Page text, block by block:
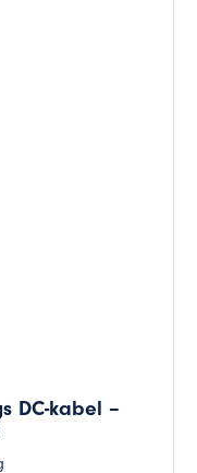
DC-kabel –